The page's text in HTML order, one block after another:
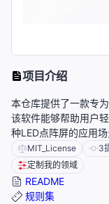
项目介绍
本仓库提供了一款专
该软件能够帮助用户
种LED点阵屏的应用
MIT_License 3
定制我的领域
README
规则集